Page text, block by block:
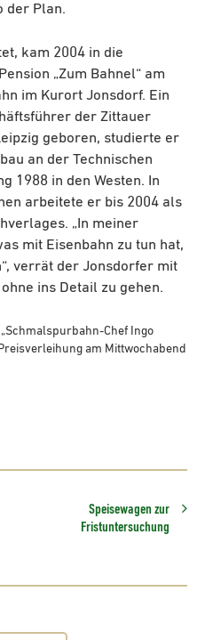
der Plan.
kam 2004 in die
„Zum Bahnel“ am
im Kurort Jonsdorf. Ein
der Zittauer
geboren, studierte er
an der Technischen
1988 in den Westen. In
arbeitete er bis 2004 als
„In meiner
mit Eisenbahn zu tun hat,
verrät der Jonsdorfer mit
ins Detail zu gehen.
, „Schmalspurbahn-Chef Ingo
am Mittwochabend
Speisewagen zur
Fristuntersuchung